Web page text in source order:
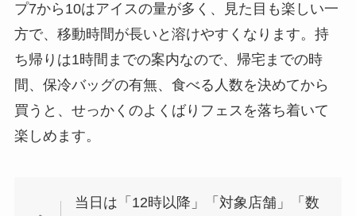
プ7から10はアイスの量が多く、見た目も楽しい一
方で、移動時間が長いと溶けやすくなります。持
ち帰りは1時間までの案内なので、帰宅までの時
間、保冷バッグの有無、食べる人数を決めてから
買うと、せっかくのよくばりフェスを落ち着いて
楽しめます。
当日は「12時以降」「対象店舗」「数